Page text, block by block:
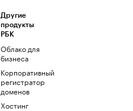
Другие
продукты
РБК
Облако для
бизнеса
Корпоративный
регистратор
доменов
Хостинг